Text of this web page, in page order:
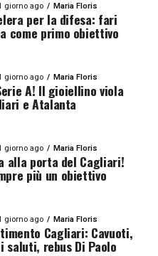
giorno ago Maria Floris
per la difesa: fari
come primo obiettivo
giorno ago Maria Floris
A! Il gioiellino viola
e Atalanta
giorno ago Maria Floris
alla porta del Cagliari!
più un obiettivo
giorno ago Maria Floris
Cagliari: Cavuoti,
saluti, rebus Di Paolo